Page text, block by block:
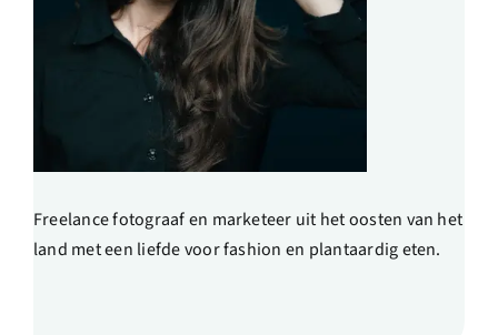
Freelance fotograaf en marketeer uit het oosten van het
land met een liefde voor fashion en plantaardig eten.